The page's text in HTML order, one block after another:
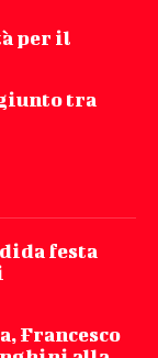
per il
tra
festa
Francesco